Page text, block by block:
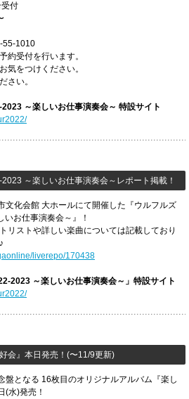
付
55-1010
約受付を行います。
気をつけください。
さい。
～楽しいお仕事演奏会～ ​特設サイト
～楽しいお仕事演奏会～レポート掲載！
文化会館 大ホールにて開催した『ウルフルズ
お仕事演奏会～』！
リストや詳しい楽曲については記載しており
liverepo/170438
2023 ～楽しいお仕事演奏会～」特設サイト
会』本日発売！(〜11/9更新)
盤となる 16枚目のオリジナルアルバム『楽し
(水)発売！